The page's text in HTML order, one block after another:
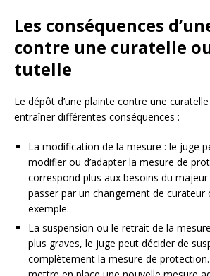
Les conséquences
contre une curatelle
tutelle
Le dépôt d’une plainte contre une
entraîner différentes conséquences :
La modification de la mesure : le juge
modifier ou d’adapter la mesure de
correspond plus aux besoins du
passer par un changement de
exemple.
La suspension ou le retrait de la
plus graves, le juge peut décider de
complètement la mesure de